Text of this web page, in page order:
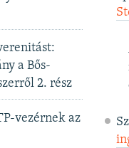
a Bős-
2. rész
vezérnek az